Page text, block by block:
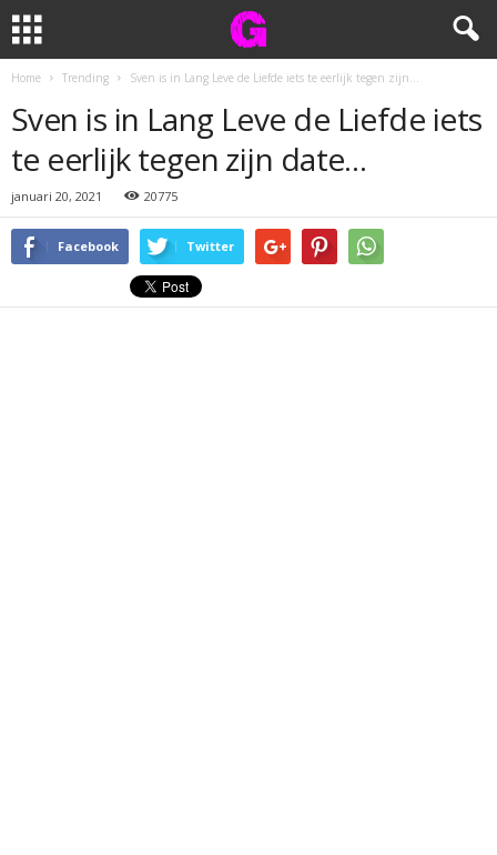
Home Trending Sven is in Lang Leve de Liefde iets te eerlijk tegen zijn...
Sven is in Lang Leve de Liefde iets
te eerlijk tegen zijn date…
januari 20, 2021 20775
Facebook Twitter